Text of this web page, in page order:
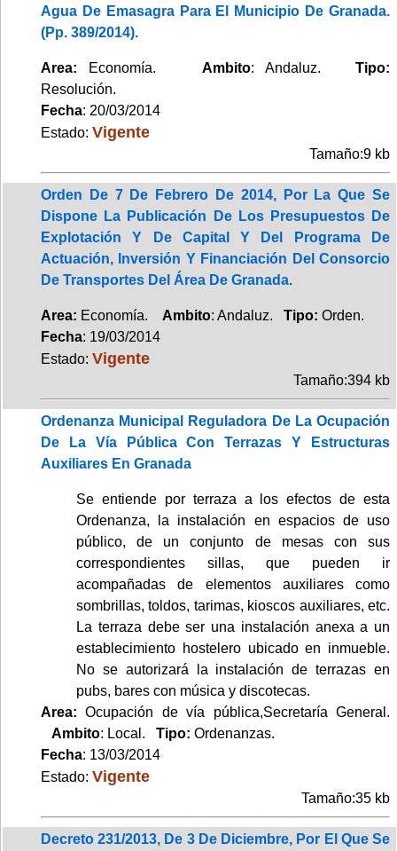
Agua De Emasagra Para El Municipio De Granada.
(Pp. 389/2014).
Area: Economía. Ambito: Andaluz. Tipo:
Resolución.
Fecha: 20/03/2014
Estado: Vigente
Tamaño:9 kb
Orden De 7 De Febrero De 2014, Por La Que Se
Dispone La Publicación De Los Presupuestos De
Explotación Y De Capital Y Del Programa De
Actuación, Inversión Y Financiación Del Consorcio
De Transportes Del Área De Granada.
Area: Economía. Ambito: Andaluz. Tipo: Orden.
Fecha: 19/03/2014
Estado: Vigente
Tamaño:394 kb
Ordenanza Municipal Reguladora De La Ocupación
De La Vía Pública Con Terrazas Y Estructuras
Auxiliares En Granada
Se entiende por terraza a los efectos de esta
Ordenanza, la instalación en espacios de uso
público, de un conjunto de mesas con sus
correspondientes sillas, que pueden ir
acompañadas de elementos auxiliares como
sombrillas, toldos, tarimas, kioscos auxiliares, etc.
La terraza debe ser una instalación anexa a un
establecimiento hostelero ubicado en inmueble.
No se autorizará la instalación de terrazas en
pubs, bares con música y discotecas.
Area: Ocupación de vía pública,Secretaría General.
Ambito: Local. Tipo: Ordenanzas.
Fecha: 13/03/2014
Estado: Vigente
Tamaño:35 kb
Decreto 231/2013, De 3 De Diciembre, Por El Que Se